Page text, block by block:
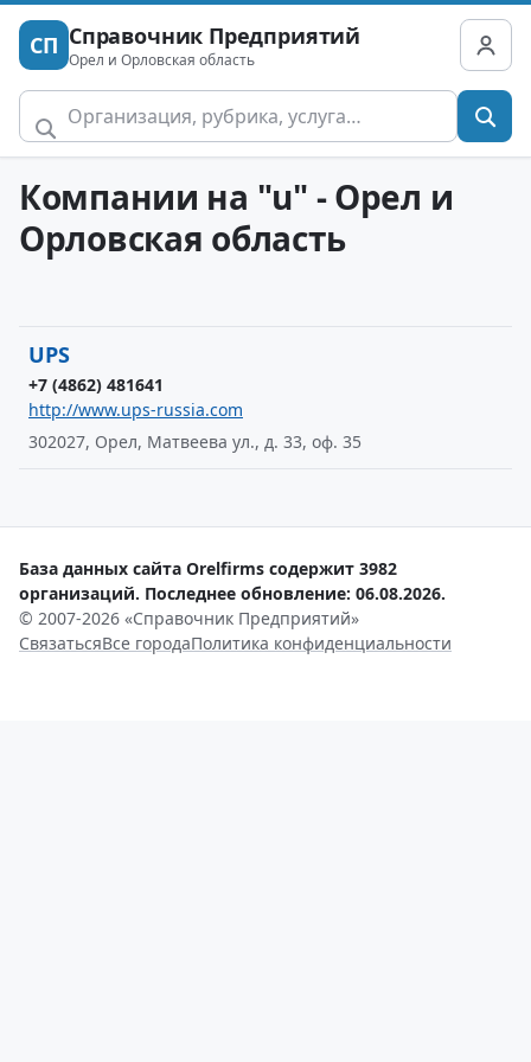
СП Справочник Предприятий
Орел и Орловская область
Компании на "u" - Орел и
Орловская область
UPS
+7 (4862) 481641
http://www.ups-russia.com
302027, Орел, Матвеева ул., д. 33, оф. 35
База данных сайта Orelfirms содержит 3982
организаций. Последнее обновление: 06.08.2026.
© 2007-2026 «Справочник Предприятий»
СвязатьсяВсе городаПолитика конфиденциальности